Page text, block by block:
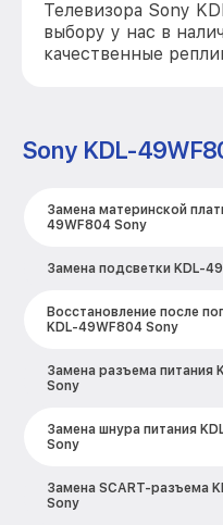
Телевизора Sony
выбору у нас в
качественные
Sony KDL-
Замена материнской
49WF804 Sony
Замена подсветки KDL-
Восстановление после
KDL-49WF804 Sony
Замена разъема питания
Sony
Замена шнура питания
Sony
Замена SCART-разъема
Sony